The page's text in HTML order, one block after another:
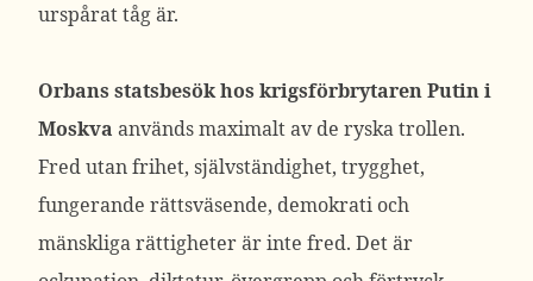
urspårat tåg är.
Orbans statsbesök hos krigsförbrytaren Putin i
Moskva används maximalt av de ryska trollen.
Fred utan frihet, självständighet, trygghet,
fungerande rättsväsende, demokrati och
mänskliga rättigheter är inte fred. Det är